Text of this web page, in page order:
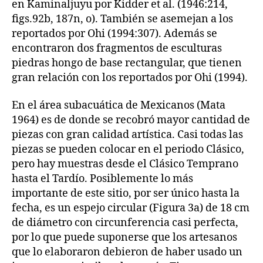
en Kaminaljuyu por Kidder et al. (1946:214,
figs.92b, 187n, o). También se asemejan a los
reportados por Ohi (1994:307). Además se
encontraron dos fragmentos de esculturas
piedras hongo de base rectangular, que tienen
gran relación con los reportados por Ohi (1994).
En el área subacuática de Mexicanos (Mata
1964) es de donde se recobró mayor cantidad de
piezas con gran calidad artística. Casi todas las
piezas se pueden colocar en el periodo Clásico,
pero hay muestras desde el Clásico Temprano
hasta el Tardío. Posiblemente lo más
importante de este sitio, por ser único hasta la
fecha, es un espejo circular (Figura 3a) de 18 cm
de diámetro con circunferencia casi perfecta,
por lo que puede suponerse que los artesanos
que lo elaboraron debieron de haber usado un